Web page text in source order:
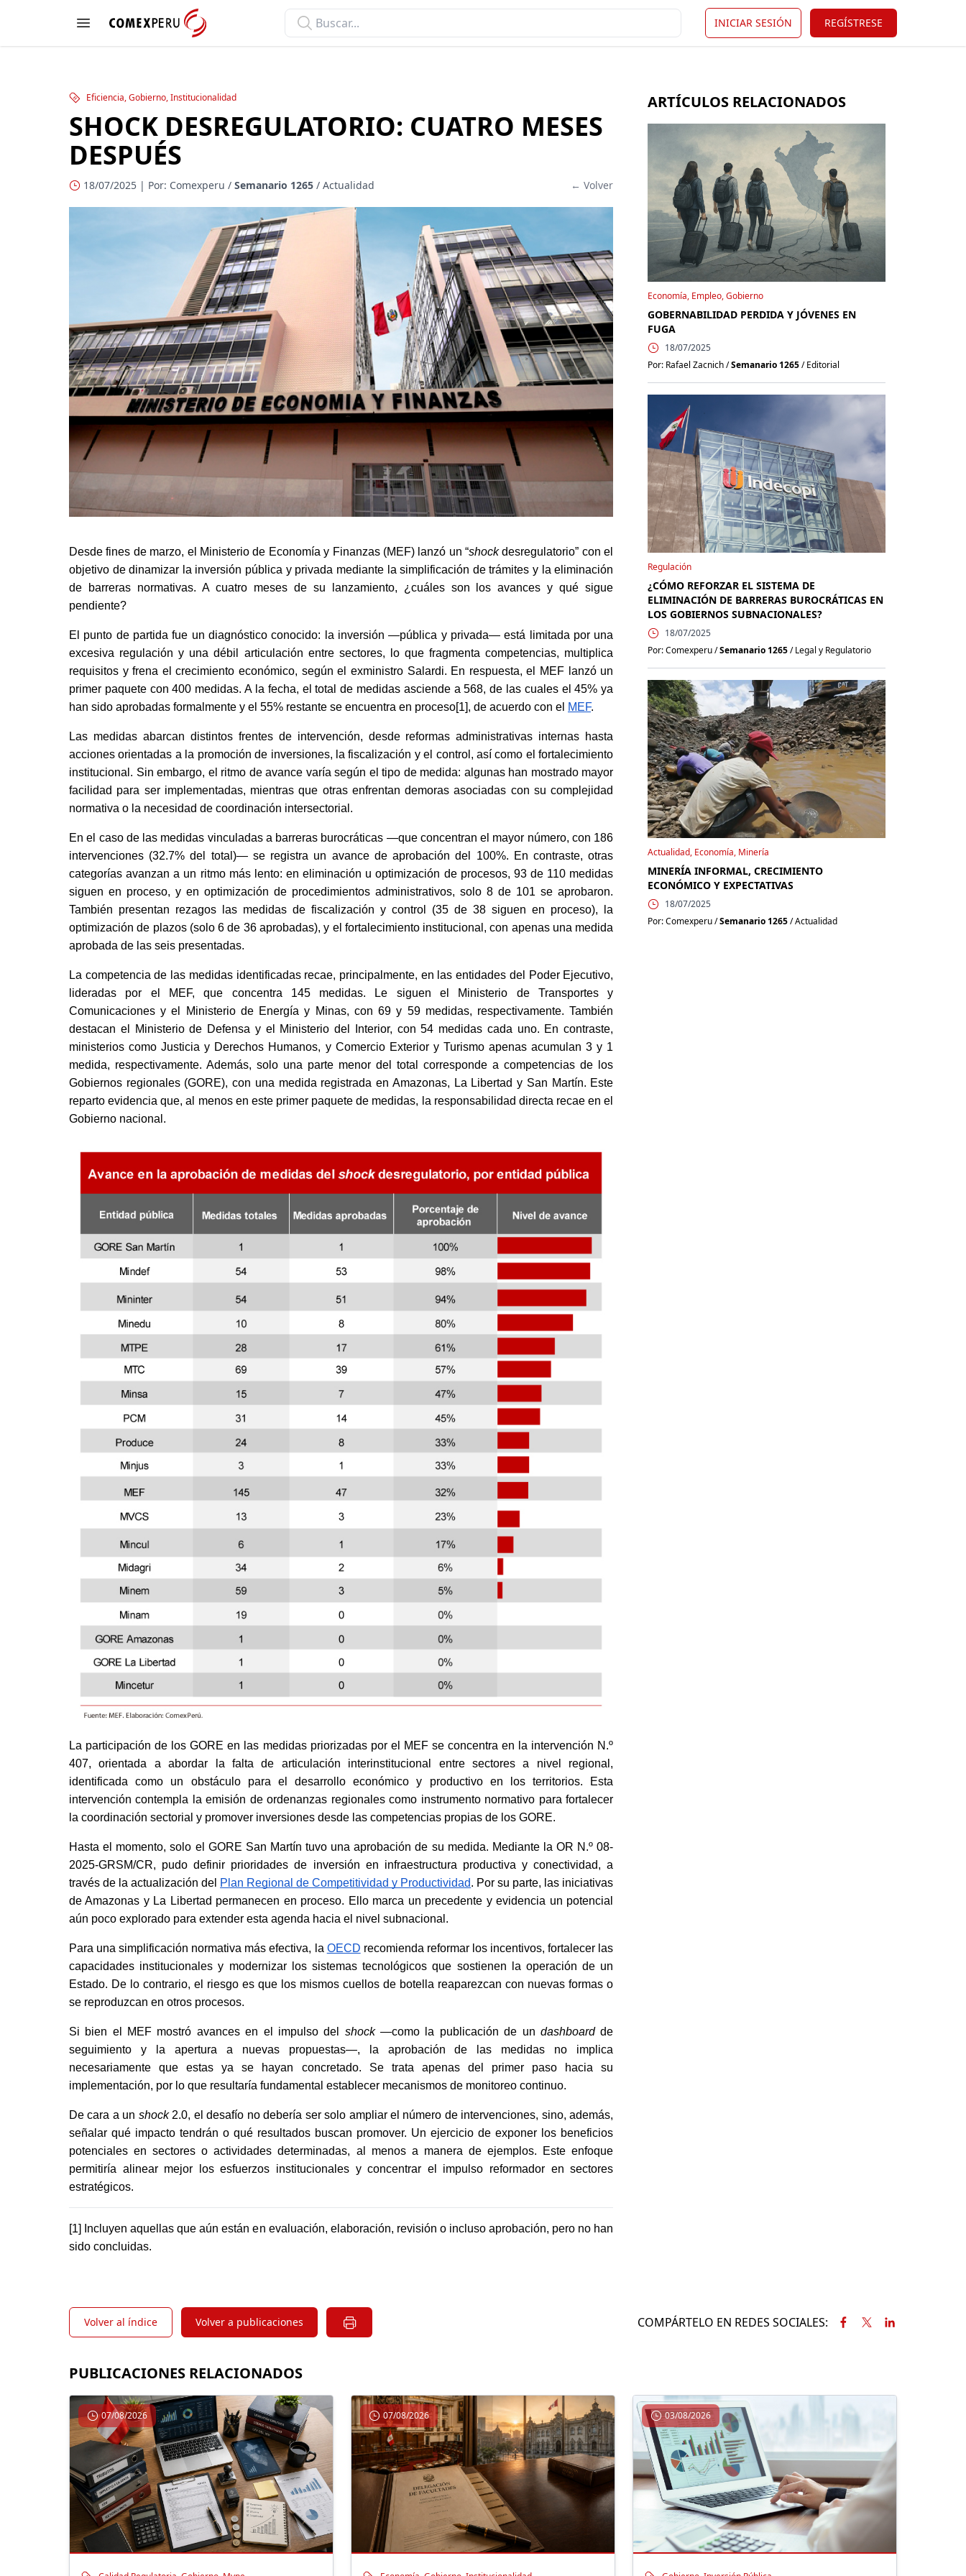
Open menu
ComexPerú INICIAR SESIÓN REGÍSTRESE
Eficiencia, Gobierno, Institucionalidad
SHOCK DESREGULATORIO: CUATRO MESES
DESPUÉS
18/07/2025 | Por: Comexperu / Semanario 1265 / Actualidad ← Volver
Desde fines de marzo, el Ministerio de Economía y Finanzas (MEF) lanzó un “shock desregulatorio” con el
objetivo de dinamizar la inversión pública y privada mediante la simplificación de trámites y la eliminación
de barreras normativas. A cuatro meses de su lanzamiento, ¿cuáles son los avances y qué sigue
pendiente?
El punto de partida fue un diagnóstico conocido: la inversión —pública y privada— está limitada por una
excesiva regulación y una débil articulación entre sectores, lo que fragmenta competencias, multiplica
requisitos y frena el crecimiento económico, según el exministro Salardi. En respuesta, el MEF lanzó un
primer paquete con 400 medidas. A la fecha, el total de medidas asciende a 568, de las cuales el 45% ya
han sido aprobadas formalmente y el 55% restante se encuentra en proceso[1], de acuerdo con el MEF.
Las medidas abarcan distintos frentes de intervención, desde reformas administrativas internas hasta
acciones orientadas a la promoción de inversiones, la fiscalización y el control, así como el fortalecimiento
institucional. Sin embargo, el ritmo de avance varía según el tipo de medida: algunas han mostrado mayor
facilidad para ser implementadas, mientras que otras enfrentan demoras asociadas con su complejidad
normativa o la necesidad de coordinación intersectorial.
En el caso de las medidas vinculadas a barreras burocráticas —que concentran el mayor número, con 186
intervenciones (32.7% del total)— se registra un avance de aprobación del 100%. En contraste, otras
categorías avanzan a un ritmo más lento: en eliminación u optimización de procesos, 93 de 110 medidas
siguen en proceso, y en optimización de procedimientos administrativos, solo 8 de 101 se aprobaron.
También presentan rezagos las medidas de fiscalización y control (35 de 38 siguen en proceso), la
optimización de plazos (solo 6 de 36 aprobadas), y el fortalecimiento institucional, con apenas una medida
aprobada de las seis presentadas.
La competencia de las medidas identificadas recae, principalmente, en las entidades del Poder Ejecutivo,
lideradas por el MEF, que concentra 145 medidas. Le siguen el Ministerio de Transportes y
Comunicaciones y el Ministerio de Energía y Minas, con 69 y 59 medidas, respectivamente. También
destacan el Ministerio de Defensa y el Ministerio del Interior, con 54 medidas cada uno. En contraste,
ministerios como Justicia y Derechos Humanos, y Comercio Exterior y Turismo apenas acumulan 3 y 1
medida, respectivamente. Además, solo una parte menor del total corresponde a competencias de los
Gobiernos regionales (GORE), con una medida registrada en Amazonas, La Libertad y San Martín. Este
reparto evidencia que, al menos en este primer paquete de medidas, la responsabilidad directa recae en el
Gobierno nacional.
La participación de los GORE en las medidas priorizadas por el MEF se concentra en la intervención N.º
407, orientada a abordar la falta de articulación interinstitucional entre sectores a nivel regional,
identificada como un obstáculo para el desarrollo económico y productivo en los territorios. Esta
intervención contempla la emisión de ordenanzas regionales como instrumento normativo para fortalecer
la coordinación sectorial y promover inversiones desde las competencias propias de los GORE.
Hasta el momento, solo el GORE San Martín tuvo una aprobación de su medida. Mediante la OR N.º 08-
2025-GRSM/CR, pudo definir prioridades de inversión en infraestructura productiva y conectividad, a
través de la actualización del Plan Regional de Competitividad y Productividad. Por su parte, las iniciativas
de Amazonas y La Libertad permanecen en proceso. Ello marca un precedente y evidencia un potencial
aún poco explorado para extender esta agenda hacia el nivel subnacional.
Para una simplificación normativa más efectiva, la OECD recomienda reformar los incentivos, fortalecer las
capacidades institucionales y modernizar los sistemas tecnológicos que sostienen la operación de un
Estado. De lo contrario, el riesgo es que los mismos cuellos de botella reaparezcan con nuevas formas o
se reproduzcan en otros procesos.
Si bien el MEF mostró avances en el impulso del shock —como la publicación de un dashboard de
seguimiento y la apertura a nuevas propuestas—, la aprobación de las medidas no implica
necesariamente que estas ya se hayan concretado. Se trata apenas del primer paso hacia su
implementación, por lo que resultaría fundamental establecer mecanismos de monitoreo continuo.
De cara a un shock 2.0, el desafío no debería ser solo ampliar el número de intervenciones, sino, además,
señalar qué impacto tendrán o qué resultados buscan promover. Un ejercicio de exponer los beneficios
potenciales en sectores o actividades determinadas, al menos a manera de ejemplos. Este enfoque
permitiría alinear mejor los esfuerzos institucionales y concentrar el impulso reformador en sectores
estratégicos.
[1] Incluyen aquellas que aún están en evaluación, elaboración, revisión o incluso aprobación, pero no han
sido concluidas.
ARTÍCULOS RELACIONADOS
Economía, Empleo, Gobierno
GOBERNABILIDAD PERDIDA Y JÓVENES EN
FUGA
18/07/2025
Por: Rafael Zacnich /Semanario 1265/ Editorial
Regulación
¿CÓMO REFORZAR EL SISTEMA DE
ELIMINACIÓN DE BARRERAS BUROCRÁTICAS EN
LOS GOBIERNOS SUBNACIONALES?
18/07/2025
Por: Comexperu /Semanario 1265/ Legal y Regulatorio
Actualidad, Economía, Minería
MINERÍA INFORMAL, CRECIMIENTO
ECONÓMICO Y EXPECTATIVAS
18/07/2025
Por: Comexperu /Semanario 1265/ Actualidad
Volver al índice Volver a publicaciones COMPÁRTELO EN REDES SOCIALES:
PUBLICACIONES RELACIONADOS
07/08/2026 07/08/2026 03/08/2026